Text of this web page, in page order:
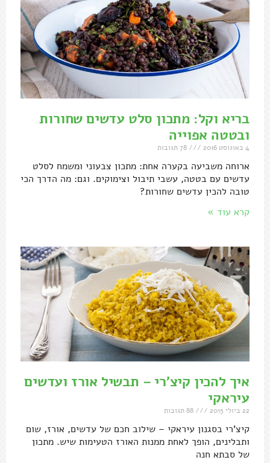
בריא וקל: מתכון סלט עדשים שחורות
ובטטה אפוייה
4 באוגוסט 2016
ארוחה משביעה בקערה אחת: מתכון צבעוני ומשמח לסלט
עדשים עם בטטה, עשבי תיבול וצימוקים. וגם: מה הדרך הכי
טובה להכין עדשים שחורות?
קרא עוד »
איך להכין קיצ'רי – תבשיל אורז ועדשים
עיראקי
22 ביולי 2015
קיצ'רי בסגנון עיראקי – שילוב חכם של עדשים, אורז, שום
ותבלינים, הופך לאחת ממנות האורז הטעימות שיש. מתכון
של סבתא חנה